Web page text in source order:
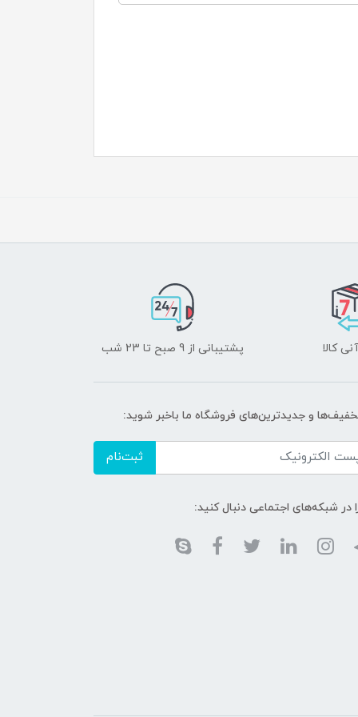
کالا پشتیبانی از 9 صبح تا 23 شب
و جدیدترین‌های فروشگاه ما باخبر شوید:
ثبت‌نام
در شبکه‌های اجتماعی دنبال کنید: